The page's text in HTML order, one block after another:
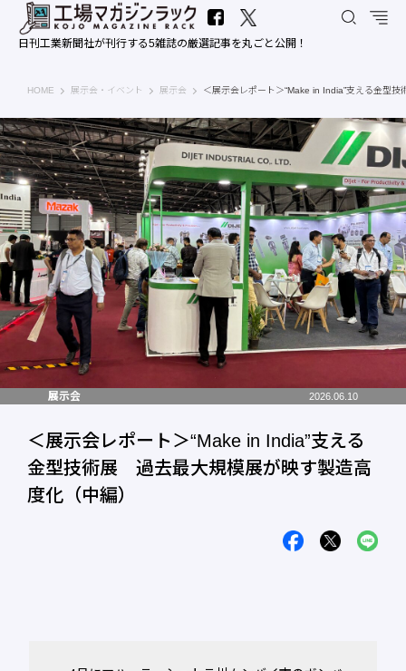
日刊工業新聞社が刊行する5雑誌の厳選記事を丸ごと公開！
HOME 工場マガジンラック｜日刊工業新聞社
展示会・イベント 展示会 ＜展示会レポート＞“Make in India”支える金型
展示会 2026.06.10
＜展示会レポート＞“Make in India”支える
金型技術展 過去最大規模展が映す製造高
度化（中編）